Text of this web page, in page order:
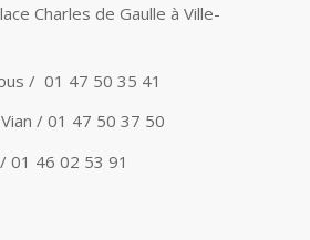
Charles de Gaulle à Ville-
/ 01 47 50 35 41
/ 01 47 50 37 50
01 46 02 53 91